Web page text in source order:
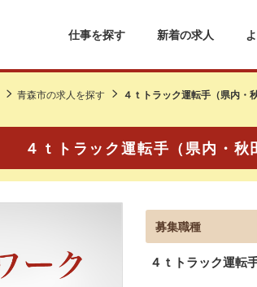
仕事を探す 新着の求人
青森市の求人を探す ４ｔトラック運転手（県内・
４ｔトラック運転手（県内・
募集職種
４ｔトラック運転